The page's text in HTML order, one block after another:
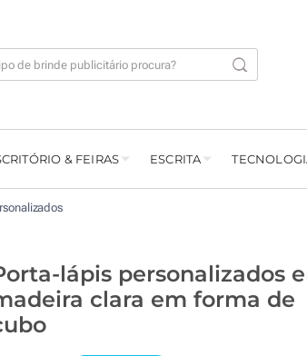
& FEIRAS ESCRITA
lápis personalizados
clara em forma de